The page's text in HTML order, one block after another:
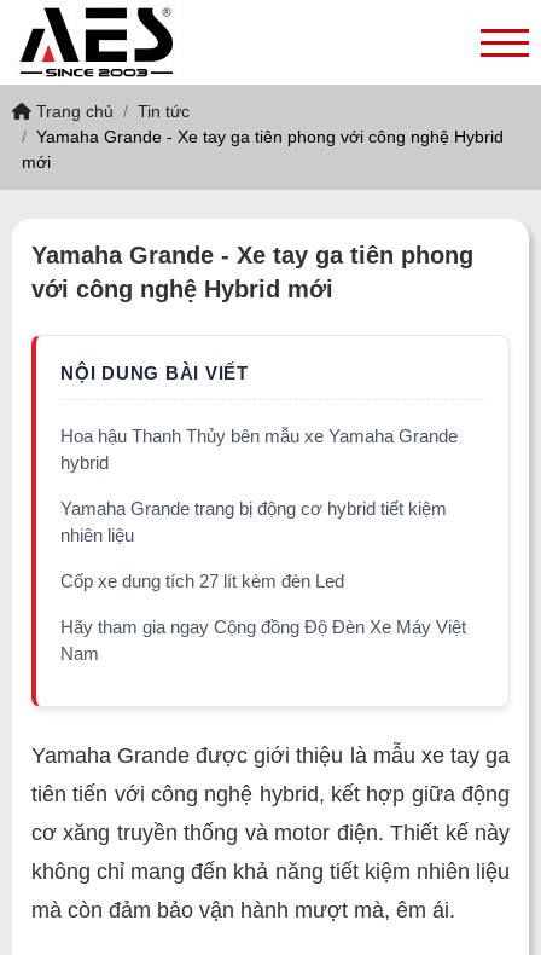
Trang chủ
Tin tức
Yamaha Grande - Xe tay ga tiên phong với công nghệ Hybrid
mới
Yamaha Grande - Xe tay ga tiên phong
với công nghệ Hybrid mới
Hoa hậu Thanh Thủy bên mẫu xe Yamaha Grande
hybrid
Yamaha Grande trang bị động cơ hybrid tiết kiệm
nhiên liệu
Cốp xe dung tích 27 lít kèm đèn Led
Hãy tham gia ngay Cộng đồng Độ Đèn Xe Máy Việt
Nam
Yamaha Grande được giới thiệu là mẫu xe tay ga
tiên tiến với công nghệ hybrid, kết hợp giữa động
cơ xăng truyền thống và motor điện. Thiết kế này
không chỉ mang đến khả năng tiết kiệm nhiên liệu
mà còn đảm bảo vận hành mượt mà, êm ái.